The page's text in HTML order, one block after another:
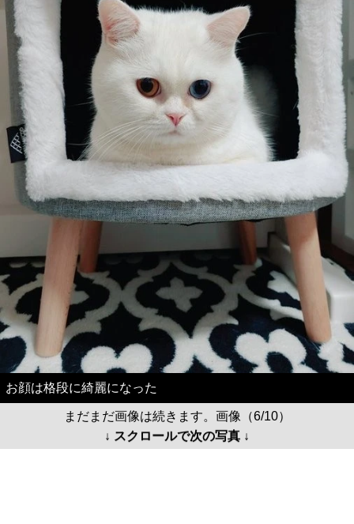
お顔は格段に綺麗になった
まだまだ画像は続きます。画像（6/10）
↓ スクロールで次の写真 ↓